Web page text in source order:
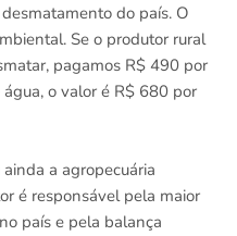
do país. O
Se o produtor rural
pagamos R$ 490 por
o valor é R$ 680 por
a agropecuária
é responsável pela maior
país e pela balança